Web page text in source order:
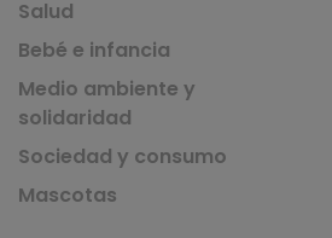
Salud
Bebé e infancia
Medio ambiente y
solidaridad
Sociedad y consumo
Mascotas